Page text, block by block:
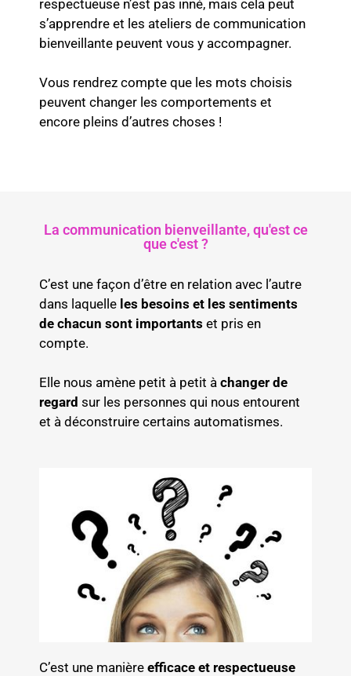
respectueuse n’est pas inné, mais cela peut
s’apprendre et les ateliers de communication
bienveillante peuvent vous y accompagner.
Vous rendrez compte que les mots choisis
peuvent changer les comportements et
encore pleins d’autres choses !
La communication bienveillante, qu'est ce
que c'est ?
C’est une façon d’être en relation avec l’autre
dans laquelle les besoins et les sentiments
de chacun sont importants et pris en
compte.
Elle nous amène petit à petit à changer de
regard sur les personnes qui nous entourent
et à déconstruire certains automatismes.
C’est une manière efficace et respectueuse